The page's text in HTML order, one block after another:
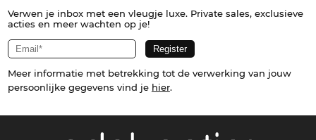
Verwen je inbox met een vleugje luxe. Private sales, exclusieve
acties en meer wachten op je!
Meer informatie met betrekking tot de verwerking van jouw
persoonlijke gegevens vind je hier.